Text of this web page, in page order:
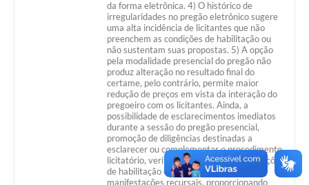
da forma eletrônica. 4) O histórico de
irregularidades no pregão eletrônico sugere
uma alta incidência de licitantes que não
preenchem as condições de habilitação ou
não sustentam suas propostas. 5) A opção
pela modalidade presencial do pregão não
produz alteração no resultado final do
certame, pelo contrário, permite maior
redução de preços em vista da interação do
pregoeiro com os licitantes. Ainda, a
possibilidade de esclarecimentos imediatos
durante a sessão do pregão presencial,
promoção de diligências destinadas a
esclarecer ou complementar o procedimento
licitatório, verificação imediata das condições
de habilitação e execução da proposta,
manifestações recursais, proporcionando